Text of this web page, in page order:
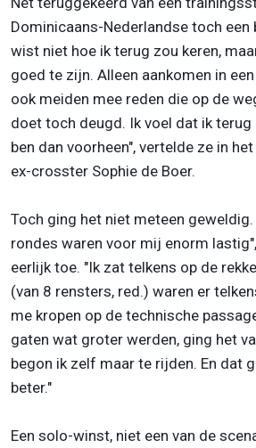
Dominicaans-Nederlandse toch een
wist niet hoe ik terug zou keren,
goed te zijn. Alleen aankomen in
ook meiden mee reden die op de
doet toch deugd. Ik voel dat ik
ben dan voorheen", vertelde ze in het
ex-crosster Sophie de Boer.
Toch ging het niet meteen
rondes waren voor mij enorm
eerlijk toe. "Ik zat telkens op de
(van 8 rensters, red.) waren er
me kropen op de technische
gaten wat groter werden, ging het
begon ik zelf maar te rijden. En dat
beter."
Een solo-winst, niet een van de